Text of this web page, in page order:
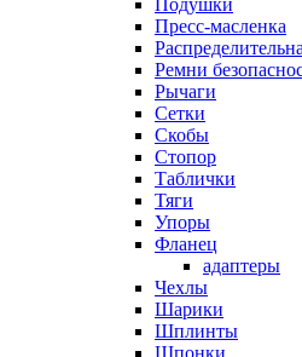
Подушки
Пресс-масленка
Ремни
Рычаги
Сетки
Скобы
Стопор
Таблички
Тяги
Упоры
Фланец
адаптеры
Чехлы
Шарики
Шплинты
Шпонки